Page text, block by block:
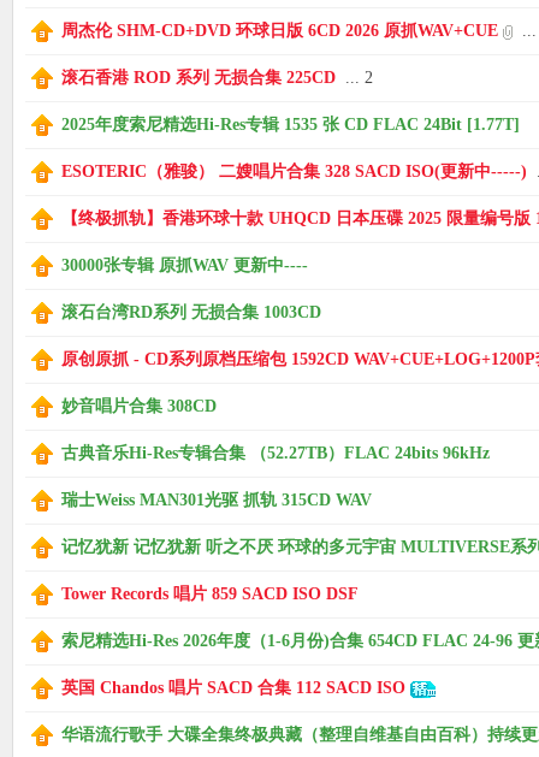
周杰伦 SHM-CD+DVD 环球日版 6CD 2026 原抓WAV+CUE ...
滚石香港 ROD 系列 无损合集 225CD ... 2
2025年度索尼精选Hi-Res专辑 1535 张 CD FLAC 24Bit [1.77T]
ESOTERIC（雅骏） 二嫂唱片合集 328 SACD ISO(更新中-----)
【终极抓轨】香港环球十款 UHQCD 日本压碟 2025 限量编号版
30000张专辑 原抓WAV 更新中----
滚石台湾RD系列 无损合集 1003CD
原创原抓 - CD系列原档压缩包 1592CD
妙音唱片合集 308CD
古典音乐Hi-Res专辑合集 （52.27TB）FLAC 24bits 96kHz
瑞士Weiss MAN301光驱 抓轨 315CD WAV
记忆犹新 记忆犹新 听之不厌 环球的多元宇宙 MULTIVERSE系
Tower Records 唱片 859 SACD ISO DSF
索尼精选Hi-Res 2026年度（1-6月份)合集 654CD FLAC 24-96
英国 Chandos 唱片 SACD 合集 112 SACD ISO
华语流行歌手 大碟全集终极典藏（整理自维基自由百科）持续